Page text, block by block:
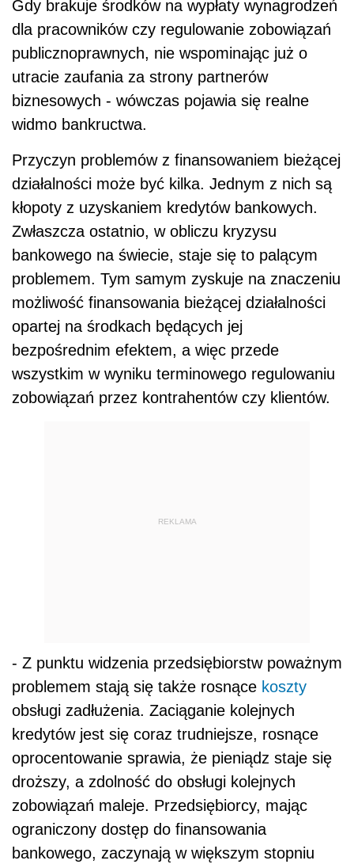
Gdy brakuje środków na wypłaty wynagrodzeń
dla pracowników czy regulowanie zobowiązań
publicznoprawnych, nie wspominając już o
utracie zaufania za strony partnerów
biznesowych - wówczas pojawia się realne
widmo bankructwa.
Przyczyn problemów z finansowaniem bieżącej
działalności może być kilka. Jednym z nich są
kłopoty z uzyskaniem kredytów bankowych.
Zwłaszcza ostatnio, w obliczu kryzysu
bankowego na świecie, staje się to palącym
problemem. Tym samym zyskuje na znaczeniu
możliwość finansowania bieżącej działalności
opartej na środkach będących jej
bezpośrednim efektem, a więc przede
wszystkim w wyniku terminowego regulowaniu
zobowiązań przez kontrahentów czy klientów.
REKLAMA
- Z punktu widzenia przedsiębiorstw poważnym
problemem stają się także rosnące koszty
obsługi zadłużenia. Zaciąganie kolejnych
kredytów jest się coraz trudniejsze, rosnące
oprocentowanie sprawia, że pieniądz staje się
droższy, a zdolność do obsługi kolejnych
zobowiązań maleje. Przedsiębiorcy, mając
ograniczony dostęp do finansowania
bankowego, zaczynają w większym stopniu